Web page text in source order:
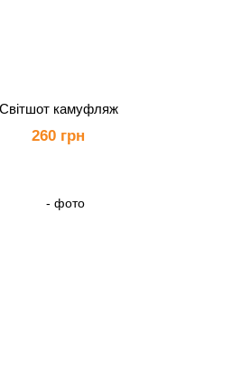
Світшот камуфляж
260 грн